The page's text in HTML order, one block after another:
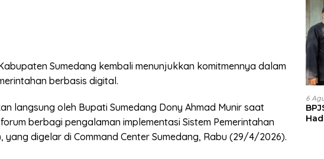
Sumedang kembali menunjukkan komitmennya dalam
berbasis digital.
langsung oleh Bupati Sumedang Dony Ahmad Munir saat
berbagi pengalaman implementasi Sistem Pemerintahan
yang digelar di Command Center Sumedang, Rabu (29/4/2026).
6